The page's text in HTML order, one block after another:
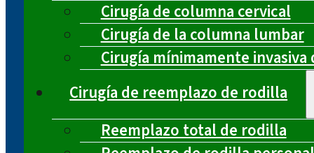
Cirugía de columna cervical
Cirugía de la columna lumbar
Cirugía mínimamente
Cirugía de reemplazo de rodilla
Reemplazo total de rodilla